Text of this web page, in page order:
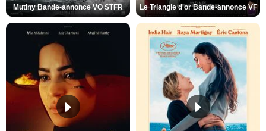
Mutiny Bande-annonce VO STFR Le Triangle d'or Bande-annonce VF